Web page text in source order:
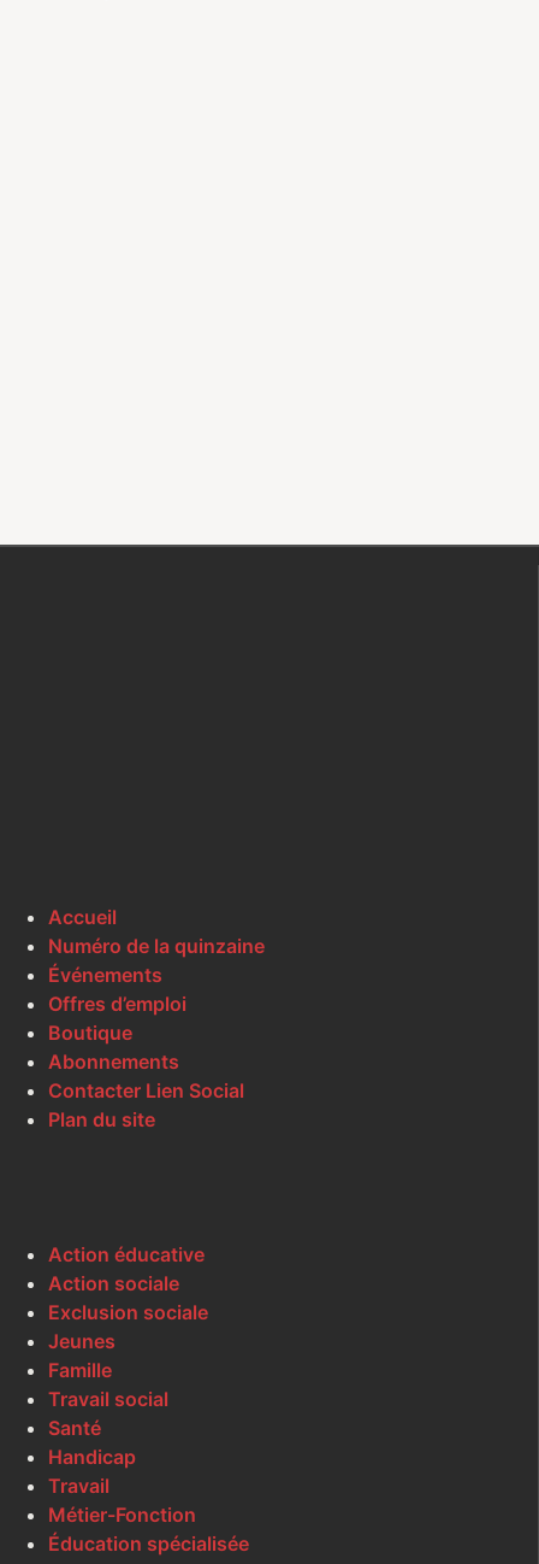
Accueil
Numéro de la quinzaine
Événements
Offres d’emploi
Boutique
Abonnements
Contacter Lien Social
Plan du site
Action éducative
Action sociale
Exclusion sociale
Jeunes
Famille
Travail social
Santé
Handicap
Travail
Métier-Fonction
Éducation spécialisée